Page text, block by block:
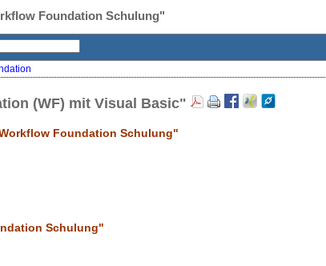
Foundation Schulung"
(WF) mit Visual Basic"
Foundation Schulung"
Schulung"